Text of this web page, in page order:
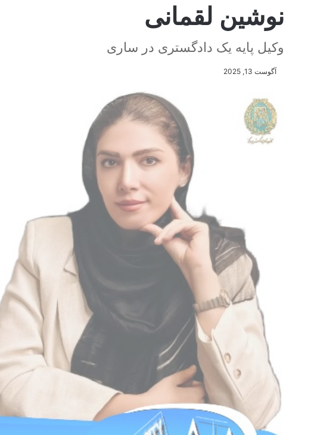
نوشین لقمانی
وکیل پایه یک دادگستری در ساری
آگوست 13, 2025